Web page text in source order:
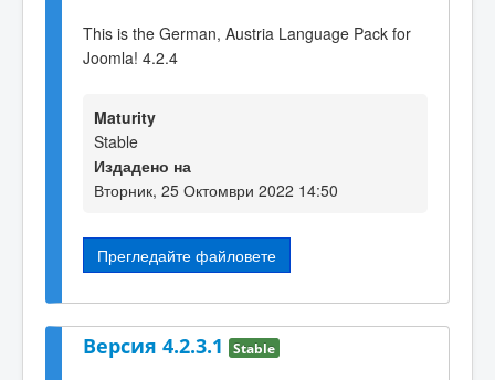
This is the German, Austria Language Pack for
Joomla! 4.2.4
Maturity
Stable
Издадено на
Вторник, 25 Октомври 2022 14:50
Прегледайте файловете
Версия 4.2.3.1 Stable